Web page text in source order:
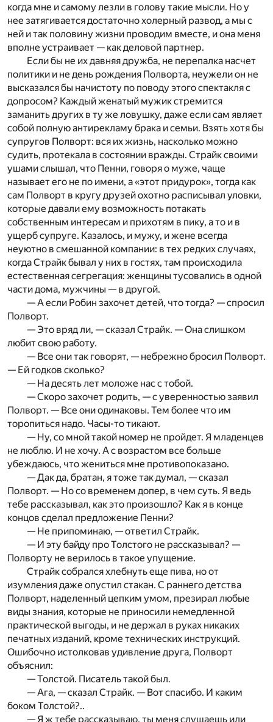
когда мне и самому лезли в голову такие мысли. Но у
нее затягивается достаточно холерный развод, а мы с
ней и так половину жизни проводим вместе, и она меня
вполне устраивает — как деловой парт­нер.
Если бы не их давняя дружба, не перепалка насчет
политики и не день рождения Полворта, неужели он не
высказался бы начистоту по поводу этого спектакля с
допросом? Каждый женатый мужик стремится
заманить других в ту же ловушку, даже если сам являет
собой полную антирекламу брака и семьи. Взять хотя бы
супругов Полворт: вся их жизнь, насколько можно
судить, протекала в состоянии вражды. Страйк своими
ушами слышал, что Пенни, говоря о муже, чаще
называет его не по имени, а «этот придурок», тогда как
сам Полворт в кругу друзей охотно расписывал уловки,
которые давали ему возможность потакать
собственным интересам и прихотям в пику, а то и в
ущерб супруге. Казалось, и мужу, и жене всегда
неуютно в смешанной компании: в тех редких случаях,
когда Страйк бывал у них в гостях, там происходила
естественная сегрегация: женщины тусовались в одной
части дома, мужчины — в другой.
— А если Робин захочет детей, что тогда? — спросил
Полворт.
— Это вряд ли, — сказал Страйк. — Она слишком
любит свою работу.
— Все они так говорят, — небрежно бросил Полворт.
— Ей год­ков сколько?
— На десять лет моложе нас с тобой.
— Скоро захочет родить, — с уверенностью заявил
Полворт. — Все они одинаковы. Тем более что им
торопиться надо. Часы-то тикают.
— Ну, со мной такой номер не пройдет. Я младенцев
не люб­лю. И не хочу. А с возрастом все больше
убеждаюсь, что жениться мне противопоказано.
— Дак да, братан, я тоже так думал, — сказал
Полворт. — Но со временем допер, в чем суть. Я ведь
тебе рассказывал, как это произошло? Как я в конце
концов сделал предложение Пенни?
— Не припоминаю, — ответил Страйк.
— И эту байду про Толстого не рассказывал? —
Полворту не верилось в такое упущение.
Страйк собрался хлебнуть еще пива, но от
изумления даже опустил стакан. С раннего детства
Полворт, наделенный цепким умом, презирал любые
виды знания, которые не приносили немедленной
практической выгоды, и не держал в руках никаких
печатных изданий, кроме технических инструкций.
Ошибочно истолковав удивление друга, Полворт
объяснил:
— Толстой. Писатель такой был.
— Ага, — сказал Страйк. — Вот спасибо. И каким
боком Толстой?..
— Я ж тебе рассказываю, ты меня слушаешь или